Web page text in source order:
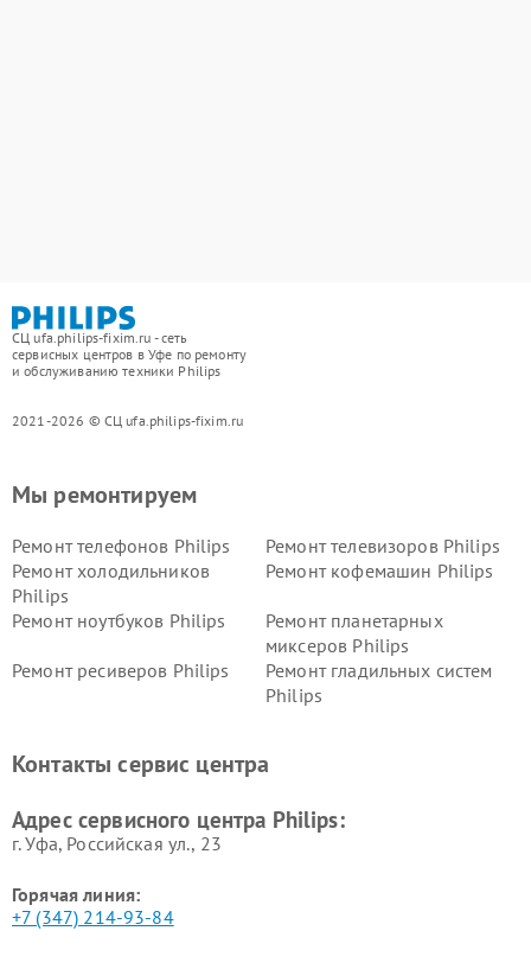
СЦ ufa.philips-fixim.ru - сеть
сервисных центров в Уфе по ремонту
и обслуживанию техники Philips
2021-2026 © СЦ ufa.philips-fixim.ru
Мы ремонтируем
Ремонт телефонов Philips
Ремонт телевизоров Philips
Ремонт холодильников
Philips
Ремонт кофемашин Philips
Ремонт ноутбуков Philips
Ремонт планетарных
миксеров Philips
Ремонт ресиверов Philips
Ремонт гладильных систем
Philips
Ремонт стиральных машин
Ремонт увлажнителей
Контакты сервис центра
Адрес сервисного центра Philips:
г. Уфа, Российская ул., 23
Горячая линия:
+7 (347) 214-93-84